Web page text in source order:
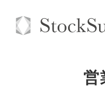
営